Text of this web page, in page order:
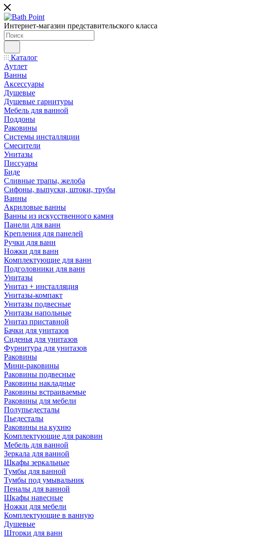
Интернет-магазин представительского класса
Каталог
Аутлет
Ванны
Аксессуары
Душевые
Душевые гарнитуры
Мебель для ванной
Поддоны
Раковины
Системы инсталляции
Смесители
Унитазы
Писсуары
Биде
Сливные трапы, желоба
Сифоны, выпуски, штоки, трубы
Ванны
Акриловые ванны
Ванны из искусственного камня
Панели для ванн
Крепления для панелей
Ручки для ванн
Ножки для ванн
Комплектующие для ванн
Подголовники для ванн
Унитазы
Унитаз + инсталляция
Унитазы-компакт
Унитазы подвесные
Унитазы напольные
Унитаз приставной
Бачки для унитазов
Сиденья для унитазов
Фурнитура для унитазов
Раковины
Мини-раковины
Раковины подвесные
Раковины накладные
Раковины встраиваемые
Раковины для мебели
Полупьедесталы
Пьедесталы
Раковины на кухню
Комплектующие для раковин
Мебель для ванной
Зеркала для ванной
Шкафы зеркальные
Тумбы для ванной
Тумбы под умывальник
Пеналы для ванной
Шкафы навесные
Ножки для мебели
Комплектующие в ванную
Душевые
Шторки для ванн